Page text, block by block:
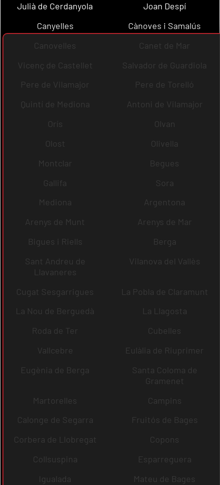
Julià de Cerdanyola
Joan Despí
Canyelles
Cànoves i Samalús
Canovelles
Canet de Mar
Vicenç de Castellet
Salvador de Guardiola
Pere de Vilamajor
Pere de Torelló
Quintí de Mediona
Antoni de Vilamajor
Orís
Olvan
Olost
Olivella
Montclar
Begues
Gallifa
Sora
Mediona
Argentona
Arenys de Munt
Arenys de Mar
Bigues i Riells
Berga
Sant Andreu de
Llavaneres
Vilanova del Vallès
Cugat Sesgarrigues
La Pobla de Claramunt
La Nou de Berguedà
La Llagosta
Roda de Ter
Cubelles
Vallcebre
Eulàlia de Riuprimer
Eugènia de Berga
Santa Coloma de
Gramenet
Martorelles
Campins
Calonge de Segarra
Fruitós de Bages
Corbera de Llobregat
Copons
Collsuspina
Esparreguera
Igualada
Mateu de Bages